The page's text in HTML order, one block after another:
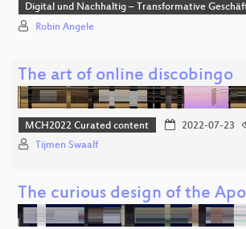
Digital und Nachhaltig – Transformative
Robin Angele
The art of online discobingo
MCH2022 Curated content 2022-07-23
Tijmen Swaalf
The curious design of the